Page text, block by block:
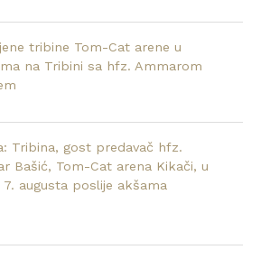
tribine Tom-Cat arene u
na Tribini sa hfz. Ammarom
Tribina, gost predavač hfz.
Bašić, Tom-Cat arena Kikači, u
augusta poslije akšama